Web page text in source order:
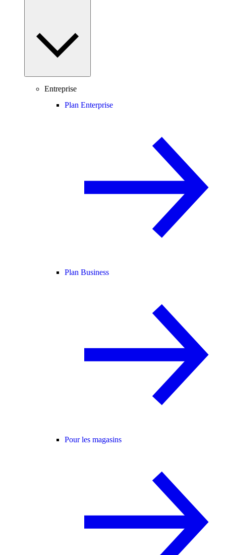
Entreprise
Plan Enterprise
Plan Business
Pour les magasins